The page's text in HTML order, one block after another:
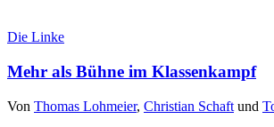
Die Linke
Mehr als Bühne im Klassenkampf
Von Thomas Lohmeier, Christian Schaft und